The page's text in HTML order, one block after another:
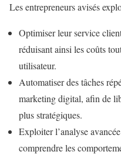
Les entrepreneurs avisés
Optimiser leur service
réduisant ainsi les coûts
utilisateur.
Automatiser des tâches
marketing digital, afin de
plus stratégiques.
Exploiter l’analyse
comprendre les